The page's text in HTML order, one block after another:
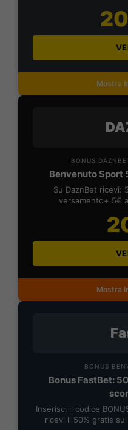
Mostra
BONUS
Benvenuto Sport
Su DaznBet ricevi:
versamento+ 5€
Mostra
BONUS
Bonus FastBet:
Inserisci il codice
ricevi il 50% gratis